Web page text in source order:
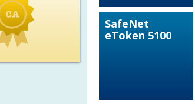
SafeNet
eToken 5100